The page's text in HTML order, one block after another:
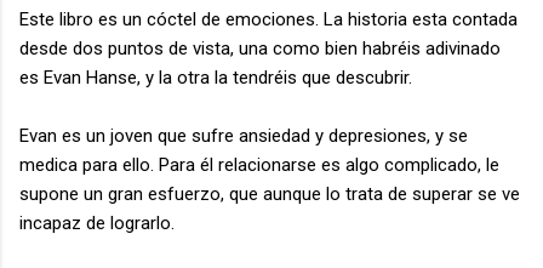
Este libro es un cóctel de emociones. La historia esta contada
desde dos puntos de vista, una como bien habréis adivinado
es Evan Hanse, y la otra la tendréis que descubrir.
Evan es un joven que sufre ansiedad y depresiones, y se
medica para ello. Para él relacionarse es algo complicado, le
supone un gran esfuerzo, que aunque lo trata de superar se ve
incapaz de lograrlo.